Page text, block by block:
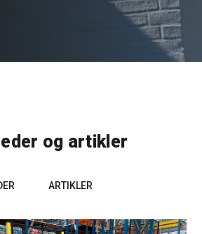
og artikler
ARTIKLER